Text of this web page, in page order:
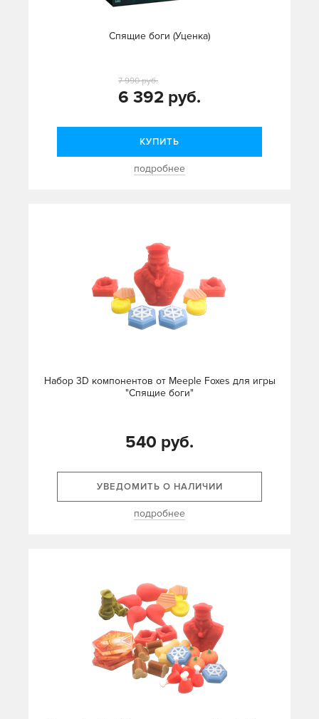
Спящие боги (Уценка)
6 392 руб.
7 990 руб.
КУПИТЬ
подробнее
Набор 3D компонентов от Meeple Foxes для игры
"Спящие боги"
540 руб.
УВЕДОМИТЬ О НАЛИЧИИ
подробнее